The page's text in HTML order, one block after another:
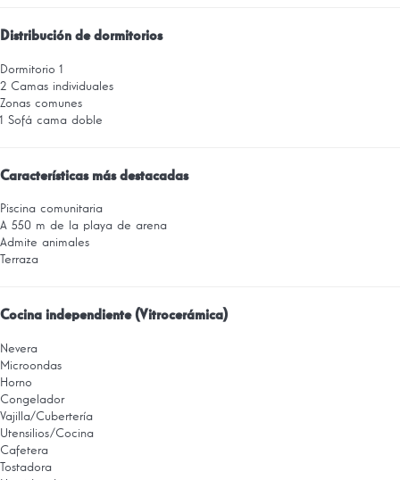
Distribución de dormitorios
Dormitorio 1
2 Camas individuales
Zonas comunes
1 Sofá cama doble
Características más destacadas
Piscina comunitaria
A 550 m de la playa de arena
Admite animales
Terraza
Cocina independiente (Vitrocerámica)
Nevera
Microondas
Horno
Congelador
Vajilla/Cubertería
Utensilios/Cocina
Cafetera
Tostadora